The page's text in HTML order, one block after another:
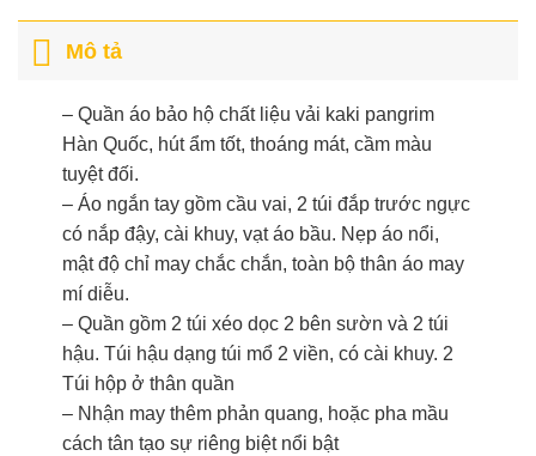
Mô tả
– Quần áo bảo hộ chất liệu vải kaki pangrim
Hàn Quốc, hút ẩm tốt, thoáng mát, cầm màu
tuyệt đối.
– Áo ngắn tay gồm cầu vai, 2 túi đắp trước ngực
có nắp đậy, cài khuy, vạt áo bầu. Nẹp áo nổi,
mật độ chỉ may chắc chắn, toàn bộ thân áo may
mí diễu.
– Quần gồm 2 túi xéo dọc 2 bên sườn và 2 túi
hậu. Túi hậu dạng túi mổ 2 viền, có cài khuy. 2
Túi hộp ở thân quần
– Nhận may thêm phản quang, hoặc pha mầu
cách tân tạo sự riêng biệt nổi bật